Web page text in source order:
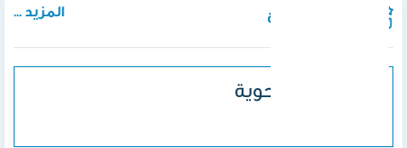
المواد الدراسية المزيد ...
دراسات نحوية